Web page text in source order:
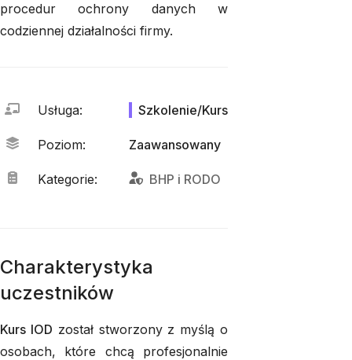
procedur ochrony danych w
codziennej działalności firmy.
Usługa: Szkolenie/Kurs
Poziom: Zaawansowany
Kategorie: BHP i RODO
Charakterystyka
uczestników
Kurs IOD został stworzony z myślą o
osobach, które chcą profesjonalnie